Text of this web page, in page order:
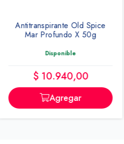
Old Spice
X 50g
Agregar